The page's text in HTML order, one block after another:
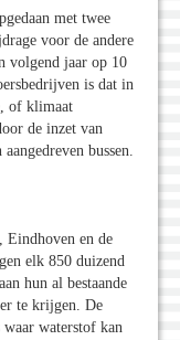
met twee
voor de andere
volgend jaar op 10
is dat in
of klimaat
de inzet van
bussen.
Eindhoven en de
elk 850 duizend
hun al bestaande
te krijgen. De
waterstof kan